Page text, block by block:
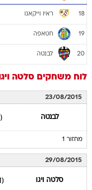
18 ראיו וייקאנו
19 חטאפה
20 לבנטה
לוח משחקים סלטה ויגו
23/08/2015
לבנטה (0)
מחזור 1
29/08/2015
סלטה ויגו (1)